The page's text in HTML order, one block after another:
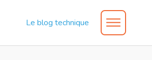
Le blog technique